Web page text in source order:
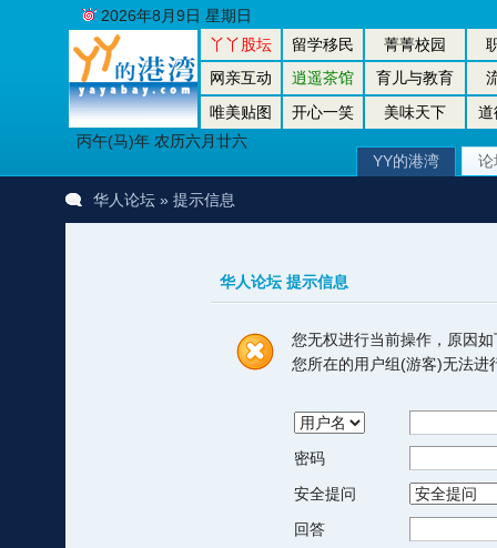
丫丫股坛 留学移民 菁菁校园
网亲互动
逍遥茶馆 育儿与教育
唯美贴图
开心一笑 美味天下
道
丙午(马)年 农历六月廿六
2026年8月9日 星期日
YY的港湾 论
华人论坛» 提示信息
华人论坛 提示信息
您无权进行当前操作，原因如
您所在的用户组(游客)无法进
密码
安全提问
回答